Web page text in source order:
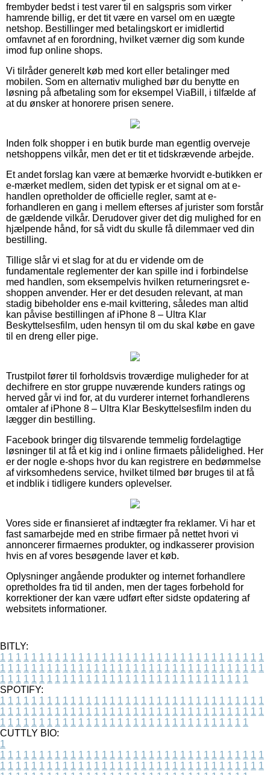
frembyder bedst i test varer til en salgspris som virker
hamrende billig, er det tit være en varsel om en uægte
netshop. Bestillinger med betalingskort er imidlertid
omfavnet af en forordning, hvilket værner dig som kunde
imod fup online shops.
Vi tilråder generelt køb med kort eller betalinger med
mobilen. Som en alternativ mulighed bør du benytte en
løsning på afbetaling som for eksempel ViaBill, i tilfælde af
at du ønsker at honorere prisen senere.
Inden folk shopper i en butik burde man egentlig overveje
netshoppens vilkår, men det er tit et tidskrævende arbejde.
Et andet forslag kan være at bemærke hvorvidt e-butikken er
e-mærket medlem, siden det typisk er et signal om at e-
handlen opretholder de officielle regler, samt at e-
forhandleren en gang i mellem efterses af jurister som forstår
de gældende vilkår. Derudover giver det dig mulighed for en
hjælpende hånd, for så vidt du skulle få dilemmaer ved din
bestilling.
Tillige slår vi et slag for at du er vidende om de
fundamentale reglementer der kan spille ind i forbindelse
med handlen, som eksempelvis hvilken returneringsret e-
shoppen anvender. Her er det desuden relevant, at man
stadig bibeholder ens e-mail kvittering, således man altid
kan påvise bestillingen af iPhone 8 – Ultra Klar
Beskyttelsesfilm, uden hensyn til om du skal købe en gave
til en dreng eller pige.
Trustpilot fører til forholdsvis troværdige muligheder for at
dechifrere en stor gruppe nuværende kunders ratings og
herved går vi ind for, at du vurderer internet forhandlerens
omtaler af iPhone 8 – Ultra Klar Beskyttelsesfilm inden du
lægger din bestilling.
Facebook bringer dig tilsvarende temmelig fordelagtige
løsninger til at få et kig ind i online firmaets pålidelighed. Her
er der nogle e-shops hvor du kan registrere en bedømmelse
af virksomhedens service, hvilket tilmed bør bruges til at få
et indblik i tidligere kunders oplevelser.
Vores side er finansieret af indtægter fra reklamer. Vi har et
fast samarbejde med en stribe firmaer på nettet hvori vi
annoncerer firmaernes produkter, og indkasserer provision
hvis en af vores besøgende laver et køb.
Oplysninger angående produkter og internet forhandlere
opretholdes fra tid til anden, men der tages forbehold for
korrektioner der kan være udført efter sidste opdatering af
websitets informationer.
BITLY:
1 1 1 1 1 1 1 1 1 1 1 1 1 1 1 1 1 1 1 1 1 1 1 1 1 1 1 1 1 1 1 1 1 1
1 1 1 1 1 1 1 1 1 1 1 1 1 1 1 1 1 1 1 1 1 1 1 1 1 1 1 1 1 1 1 1 1 1
1 1 1 1 1 1 1 1 1 1 1 1 1 1 1 1 1 1 1 1 1 1 1 1 1 1 1 1 1 1 1 1
SPOTIFY:
1 1 1 1 1 1 1 1 1 1 1 1 1 1 1 1 1 1 1 1 1 1 1 1 1 1 1 1 1 1 1 1 1 1
1 1 1 1 1 1 1 1 1 1 1 1 1 1 1 1 1 1 1 1 1 1 1 1 1 1 1 1 1 1 1 1 1 1
1 1 1 1 1 1 1 1 1 1 1 1 1 1 1 1 1 1 1 1 1 1 1 1 1 1 1 1 1 1 1 1
CUTTLY BIO:
1
1 1 1 1 1 1 1 1 1 1 1 1 1 1 1 1 1 1 1 1 1 1 1 1 1 1 1 1 1 1 1 1 1 1
1 1 1 1 1 1 1 1 1 1 1 1 1 1 1 1 1 1 1 1 1 1 1 1 1 1 1 1 1 1 1 1 1 1